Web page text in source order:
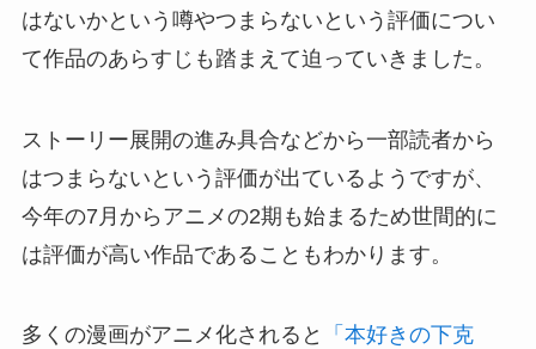
はないかという噂やつまらないという評価につい
て作品のあらすじも踏まえて迫っていきました。
ストーリー展開の進み具合などから一部読者から
はつまらないという評価が出ているようですが、
今年の7月からアニメの2期も始まるため世間的に
は評価が高い作品であることもわかります。
多くの漫画がアニメ化されると
「本好きの下克